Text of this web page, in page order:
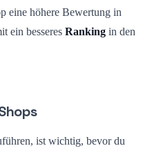
eine höhere Bewertung in
ein besseres Ranking in den
ist wichtig, bevor du